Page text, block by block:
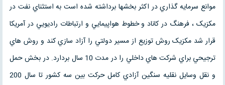
موانع سرمايه گذاري در اکثر بخشها برداشته شده است به استثناي نفت در
مکزيک ، فرهنگ در کاناد و خطوط هواپيمايي و ارتباطات راديويي در آمريکا
قرار شد مکزيک روش توزيع از مسير دولتي را آزاد سازي کند و روش هاي
ترجيحي براي شرکت هاي داخلي را در مدت 10 سال بردارد. در بخش حمل
و نقل وسايل نقليه سنگين آزادي کامل حرکت بين سه کشور تا سال 200